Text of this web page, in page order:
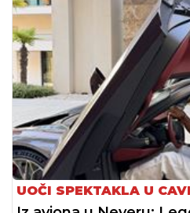
UOČI SPEKTAKLA U